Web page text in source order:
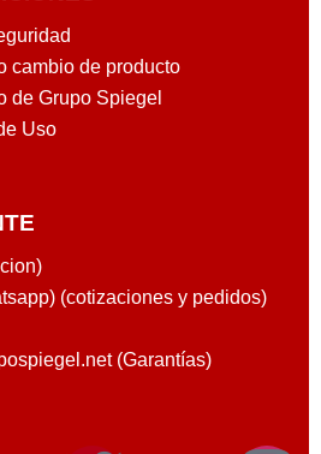
cambio de producto
de Grupo Spiegel
Uso
(cotizaciones y pedidos)
(Garantías)